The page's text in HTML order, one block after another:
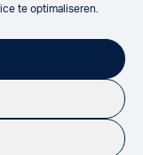
te optimaliseren.